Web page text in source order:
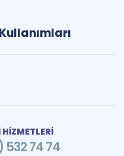
532 74 74